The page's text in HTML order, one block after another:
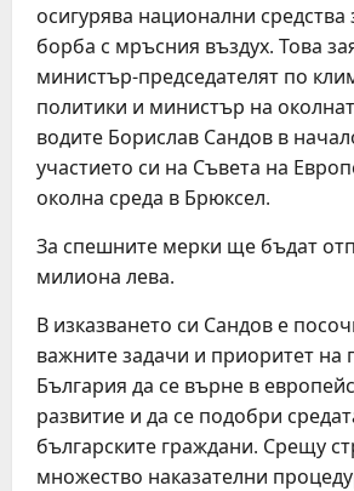
осигурява национални средства
борба с мръсния въздух. Това
министър-председателят по
политики и министър на
водите Борислав Сандов в
участието си на Съвета на
околна среда в Брюксел.
За спешните мерки ще бъдат
милиона лева.
В изказването си Сандов е
важните задачи и приоритет на
България да се върне в
развитие и да се подобри
българските граждани. Срещу
множество наказателни